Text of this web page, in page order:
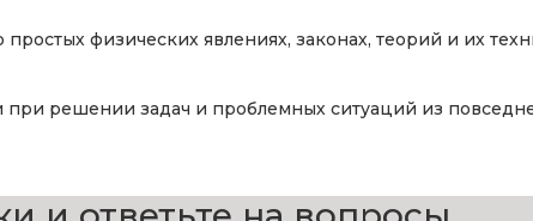
физических явлениях, законах, теорий и их
решении задач и проблемных ситуаций из